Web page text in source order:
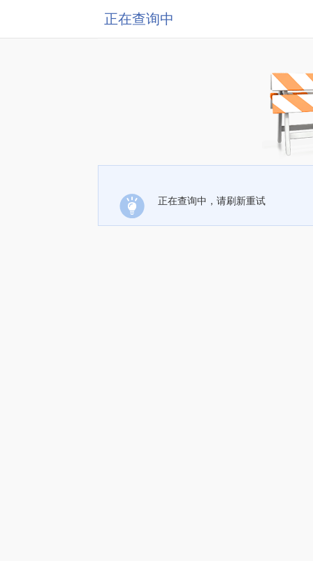
正在查询中
正在查询中，请刷新重试